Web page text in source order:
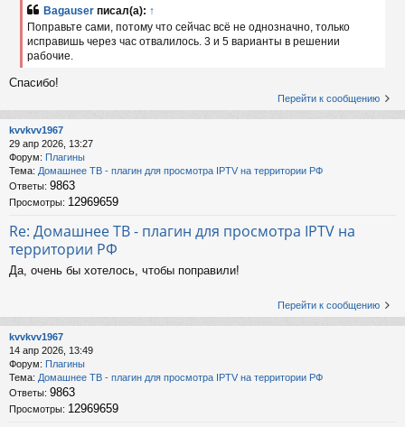
Bagauser писал(а): ↑
Поправьте сами, потому что сейчас всё не однозначно, только
исправишь через час отвалилось. 3 и 5 варианты в решении
рабочие.
Спасибо!
Перейти к сообщению
kvvkvv1967
29 апр 2026, 13:27
Форум: Плагины
Тема: Домашнее ТВ - плагин для просмотра IPTV на территории РФ
Ответы: 9863
Просмотры: 12969659
Re: Домашнее ТВ - плагин для просмотра IPTV на
территории РФ
Да, очень бы хотелось, чтобы поправили!
Перейти к сообщению
kvvkvv1967
14 апр 2026, 13:49
Форум: Плагины
Тема: Домашнее ТВ - плагин для просмотра IPTV на территории РФ
Ответы: 9863
Просмотры: 12969659